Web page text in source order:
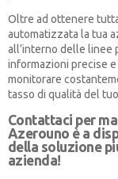
Oltre ad ottenere
automatizzata la tua
all’interno delle linee
informazioni precise
monitorare
tasso di qualità del
Contattaci per
Azerouno è a
della soluzione
azienda!